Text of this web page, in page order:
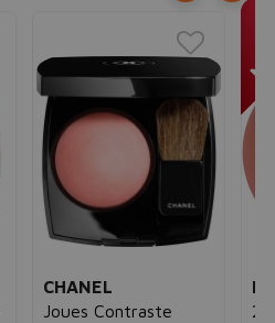
CHANEL
Joues Contraste